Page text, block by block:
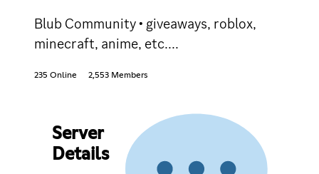
Blub Community • giveaways, roblox,
minecraft, anime, etc....
235 Online 2,553 Members
Server
Details